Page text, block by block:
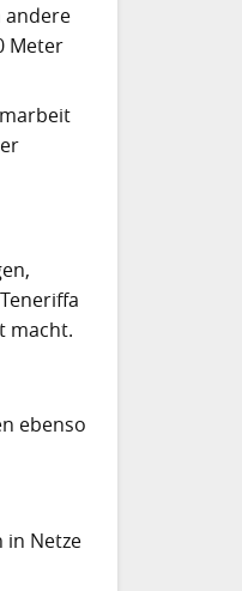
andere
Meter
macht.
ebenso
in Netze